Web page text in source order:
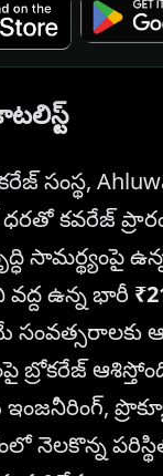
సంస్థ,
కవరేజ్
సామర్థ్యంపై
వద్ద ఉన్న భారీ
బ్రోకరేజ్
నెలకొన్న